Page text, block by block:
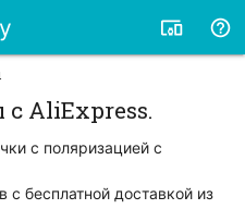
AliExpress.
с поляризацией с
с бесплатной доставкой из